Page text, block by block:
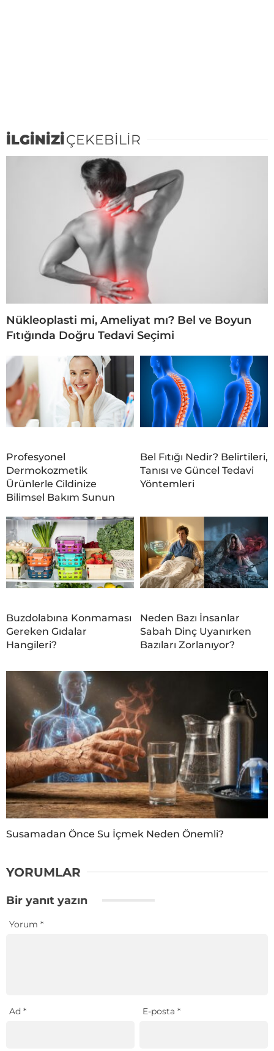
İLGİNİZİÇEKEBİLİR
Nükleoplasti mi, Ameliyat mı? Bel ve Boyun
Fıtığında Doğru Tedavi Seçimi
Profesyonel
Dermokozmetik
Ürünlerle Cildinize
Bilimsel Bakım Sunun
Bel Fıtığı Nedir? Belirtileri,
Tanısı ve Güncel Tedavi
Yöntemleri
Buzdolabına Konmaması
Gereken Gıdalar
Hangileri?
Neden Bazı İnsanlar
Sabah Dinç Uyanırken
Bazıları Zorlanıyor?
Susamadan Önce Su İçmek Neden Önemli?
YORUMLAR
Bir yanıt yazın
Yorum *
Ad * E-posta*